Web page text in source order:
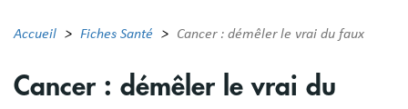
Accueil Fiches Santé Cancer : démêler le vrai du faux
Cancer : démêler le vrai du